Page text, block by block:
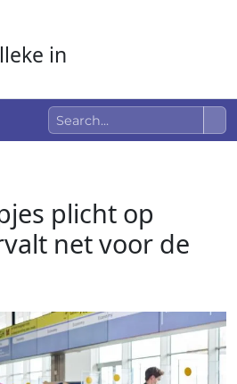
in
plicht op
net voor de